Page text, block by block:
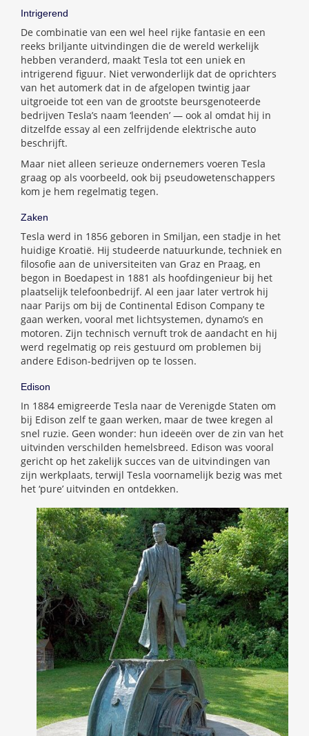
Intrigerend
De combinatie van een wel heel rijke fantasie en een
reeks briljante uitvindingen die de wereld werkelijk
hebben veranderd, maakt Tesla tot een uniek en
intrigerend figuur. Niet verwonderlijk dat de oprichters
van het automerk dat in de afgelopen twintig jaar
uitgroeide tot een van de grootste beursgenoteerde
bedrijven Tesla’s naam ‘leenden’ — ook al omdat hij in
ditzelfde essay al een zelfrijdende elektrische auto
beschrijft.
Maar niet alleen serieuze ondernemers voeren Tesla
graag op als voorbeeld, ook bij pseudowetenschappers
kom je hem regelmatig tegen.
Zaken
Tesla werd in 1856 geboren in Smiljan, een stadje in het
huidige Kroatië. Hij studeerde natuurkunde, techniek en
filosofie aan de universiteiten van Graz en Praag, en
begon in Boedapest in 1881 als hoofdingenieur bij het
plaatselijk telefoonbedrijf. Al een jaar later vertrok hij
naar Parijs om bij de Continental Edison Company te
gaan werken, vooral met lichtsystemen, dynamo’s en
motoren. Zijn technisch vernuft trok de aandacht en hij
werd regelmatig op reis gestuurd om problemen bij
andere Edison-bedrijven op te lossen.
Edison
In 1884 emigreerde Tesla naar de Verenigde Staten om
bij Edison zelf te gaan werken, maar de twee kregen al
snel ruzie. Geen wonder: hun ideeën over de zin van het
uitvinden verschilden hemelsbreed. Edison was vooral
gericht op het zakelijk succes van de uitvindingen van
zijn werkplaats, terwijl Tesla voornamelijk bezig was met
het ‘pure’ uitvinden en ontdekken.